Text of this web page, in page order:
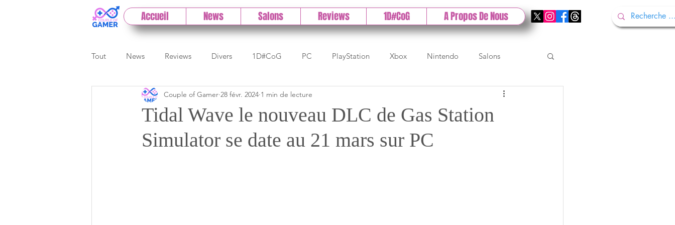
Accueil News Salons Reviews 1D#CoG A Propos De Nous
Tout News Reviews Divers 1D#CoG PC PlayStation Xbox Nintendo Salons
Previews Cloud Test indé DLC Gamescom
Paris Games Week Early Access Test 1DCoG Test Xbox Test Nintendo
Tidal Wave le nouveau DLC de Gas Station
Simulator se date au 21 mars sur PC
Couple of Gamer 28 févr. 2024 1 min de lecture